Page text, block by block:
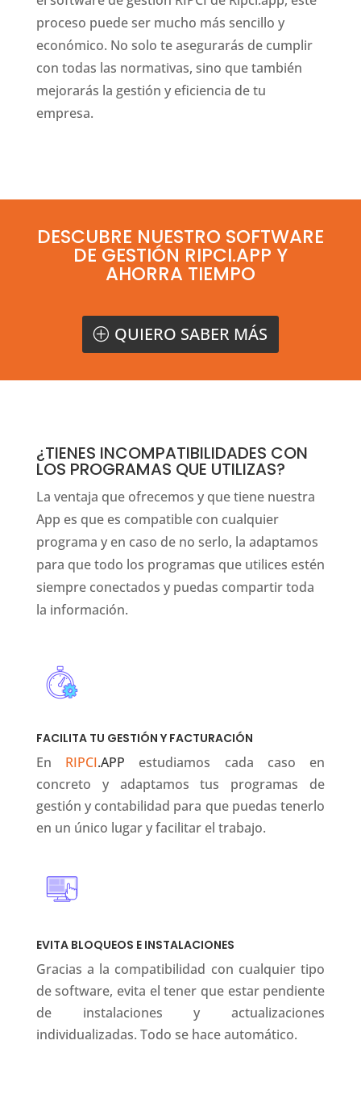
proceso puede ser mucho más sencillo y
económico. No solo te asegurarás de cumplir
con todas las normativas, sino que también
mejorarás la gestión y eficiencia de tu
empresa.
DESCUBRE NUESTRO SOFTWARE
DE GESTIÓN RIPCI.APP Y
AHORRA TIEMPO
QUIERO SABER MÁS
¿TIENES INCOMPATIBILIDADES CON
LOS PROGRAMAS QUE UTILIZAS?
La ventaja que ofrecemos y que tiene nuestra
App es que es compatible con cualquier
programa y en caso de no serlo, la adaptamos
para que todo los programas que utilices estén
siempre conectados y puedas compartir toda
la información.
FACILITA TU GESTIÓN Y FACTURACIÓN
En RIPCI.APP estudiamos cada caso en
concreto y adaptamos tus programas de
gestión y contabilidad para que puedas tenerlo
en un único lugar y facilitar el trabajo.
EVITA BLOQUEOS E INSTALACIONES
Gracias a la compatibilidad con cualquier tipo
de software, evita el tener que estar pendiente
de instalaciones y actualizaciones
individualizadas. Todo se hace automático.